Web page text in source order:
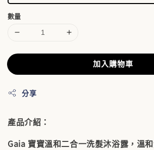
數量
加入購物車
分享
產品介紹：
Gaia 寶寶溫和二合一洗髮沐浴露，溫